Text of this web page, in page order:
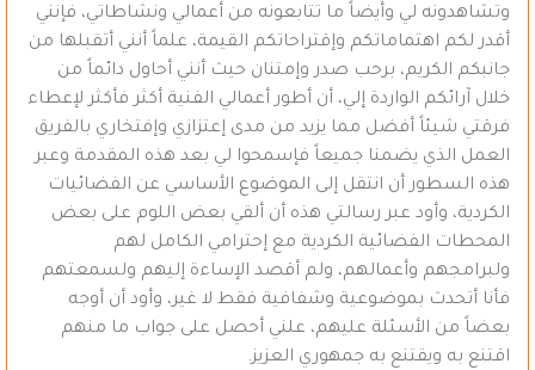
وتشاهدونه لي وأيضاً ما تتابعونه من أعمالي ونشاطاتي، فإنني
أقدر لكم اهتماماتكم وإقتراحاتكم القيمة، علماً أنني أتقبلها من
جانبكم الكريم، برحب صدر وإمتنان حيث أنني أحاول دائماً من
خلال آرائكم الواردة إلي، أن أطور أعمالي الفنية أكثر فأكثر لإعطاء
فرقتي شيئاً أفضل مما يزيد من مدى إعتزازي وإفتخاري بالفريق
العمل الذي يضمنا جميعاً فإسمحوا لي بعد هذه المقدمة وعبر
هذه السطور أن انتقل إلى الموضوع الأساسي عن الفضائيات
الكردية، وأود عبر رسالتي هذه أن ألقي بعض اللوم على بعض
المحطات الفضائية الكردية مع إحترامي الكامل لهم
ولبرامجهم وأعمالهم، ولم أقصد الإساءة إليهم ولسمعتهم
فأنا أتحدث بموضوعية وشفافية فقط لا غير، وأود أن أوجه
بعضاً من الأسئلة عليهم، علني أحصل على جواب ما منهم
اقتنع به ويقتنع به جمهوري العزيز.